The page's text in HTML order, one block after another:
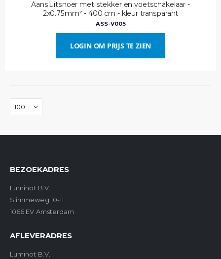
Aansluitsnoer met stekker en voetschakelaar -
2x0.75mm² - 400 cm - kleur transparant
ASS-V005
LOGIN OM PRIJS TE ZIEN
BEZOEKADRES
Luminot B.V.
Slimmeweg 10-11
1066 EV Amsterdam
AFLEVERADRES
Luminot B.V.